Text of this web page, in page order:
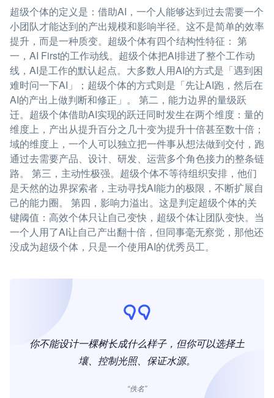
超级个体的定义是：借助AI，一个人能够达到过去需要一个
小团队才能达到的产出规模和影响半径。这不是简单的效率
提升，而是一种质变。超级个体有四个结构性特征： 第
一，AI First的工作动线。超级个体把AI排进了整个工作动
线，AI是工作的默认起点。大多数人用AI的方式是「遇到困
难时问一下AI」；超级个体的方式则是「先让AI跑，然后在
AI的产出上做判断和修正」。 第二，能力边界的量级跃
迁。超级个体借助AI实现的跃迁同时发生在两个维度：量的
维度上，产出从提升百分之几十变为提升十倍甚至数十倍；
域的维度上，一个人可以独立把一件事从想法做到交付，跑
通过去需要产品、设计、研发、运营多个角色接力的整条链
路。 第三，主动性极强。超级个体不等待组织安排，他们
是天然的边界探索者，主动寻找AI能力的极限，不断扩展自
己的能力圈。 第四，影响力溢出。这是判定超级个体的关
键阈值：高效个体只让自己变快，超级个体让团队变快。当
一个人用了AI让自己产出翻十倍，但同事毫无察觉，那他还
没成为超级个体，只是一个使用AI的优秀员工。
你不能设计一棵树长成什么样子，但你可以选择土
壤、控制光照、保证水源。
“佚名”